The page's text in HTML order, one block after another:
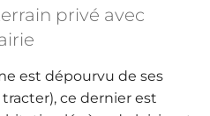
privé avec
est dépourvu de ses
ce dernier est